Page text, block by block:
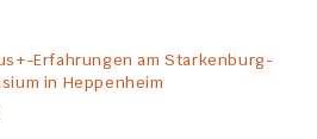
Erfahrungen am Starkenburg-
in Heppenheim